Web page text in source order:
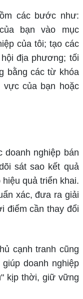
các bước như:
bạn vào mục
của tôi; tạo các
địa phương; tối
bằng các từ khóa
vực của bạn hoặc
doanh nghiệp bán
sát sao kết quả
quả triển khai.
xác, đưa ra giải
điểm cần thay đổi
cạnh tranh cũng
doanh nghiệp
kịp thời, giữ vững